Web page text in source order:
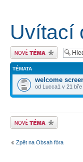
Uvítací
Odeslat nové téma
TÉMATA
welcome
od Lucca1 v 21 bře
Odeslat nové téma
Zpět na Obsah fóra